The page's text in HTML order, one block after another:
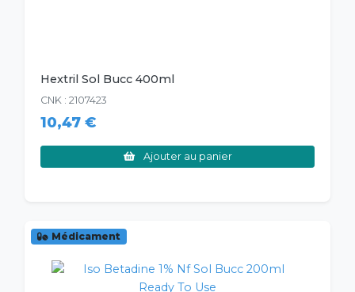
Hextril Sol Bucc 400ml
CNK : 2107423
10,47 €
Ajouter au panier
Médicament